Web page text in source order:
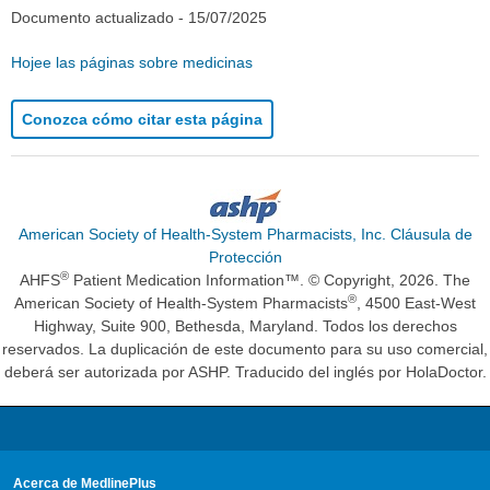
Documento actualizado - 15/07/2025
Hojee las páginas sobre medicinas
Conozca cómo citar esta página
American Society of Health-System Pharmacists, Inc. Cláusula de
Protección
AHFS® Patient Medication Information™. © Copyright, 2026. The
American Society of Health-System Pharmacists®, 4500 East-West
Highway, Suite 900, Bethesda, Maryland. Todos los derechos
reservados. La duplicación de este documento para su uso comercial,
deberá ser autorizada por ASHP. Traducido del inglés por HolaDoctor.
Acerca de MedlinePlus